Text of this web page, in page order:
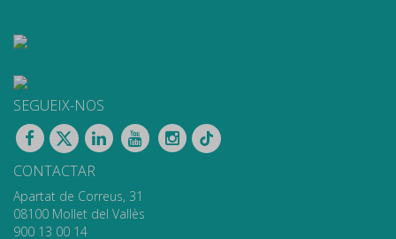
SEGUEIX-NOS
CONTACTAR
Apartat de Correus, 31
08100 Mollet del Vallès
900 13 00 14